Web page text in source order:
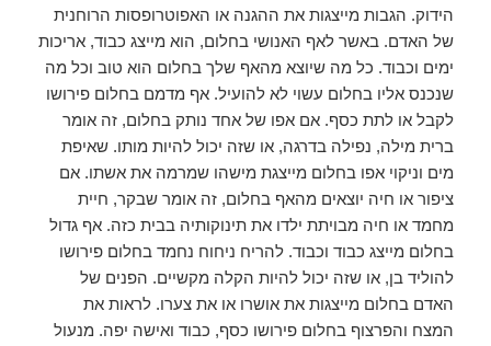
הידוק. הגבות מייצגות את ההגנה או האפוטרופסות הרוחנית
של האדם. באשר לאף האנושי בחלום, הוא מייצג כבוד, אריכות
ימים וכבוד. כל מה שיוצא מהאף שלך בחלום הוא טוב וכל מה
שנכנס אליו בחלום עשוי לא להועיל. אף מדמם בחלום פירושו
לקבל או לתת כסף. אם אפו של אחד נותק בחלום, זה אומר
ברית מילה, נפילה בדרגה, או שזה יכול להיות מותו. שאיפת
מים וניקוי אפו בחלום מייצגת מישהו שמרמה את אשתו. אם
ציפור או חיה יוצאים מהאף בחלום, זה אומר שבקר, חיית
מחמד או חיה מבויתת ילדו את תינוקותיה בבית כזה. אף גדול
בחלום מייצג כבוד וכבוד. להריח ניחוח נחמד בחלום פירושו
להוליד בן, או שזה יכול להיות הקלה מקשיים. הפנים של
האדם בחלום מייצגות את אושרו או את צערו. לראות את
המצח והפרצוף בחלום פירושו כסף, כבוד ואישה יפה. מנעול